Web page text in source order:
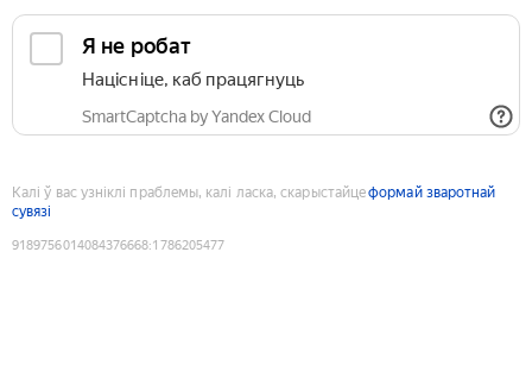
Я не робат
Націсніце, каб працягнуць
SmartCaptcha by Yandex Cloud
Калі ў вас узніклі праблемы, калі ласка, скарыстайцеформай зваротнай
сувязі
9189756014084376668:1786205477